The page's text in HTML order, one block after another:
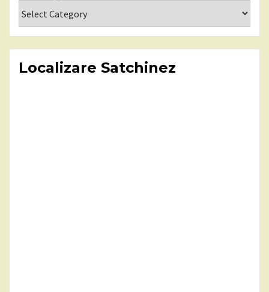
Localizare Satchinez